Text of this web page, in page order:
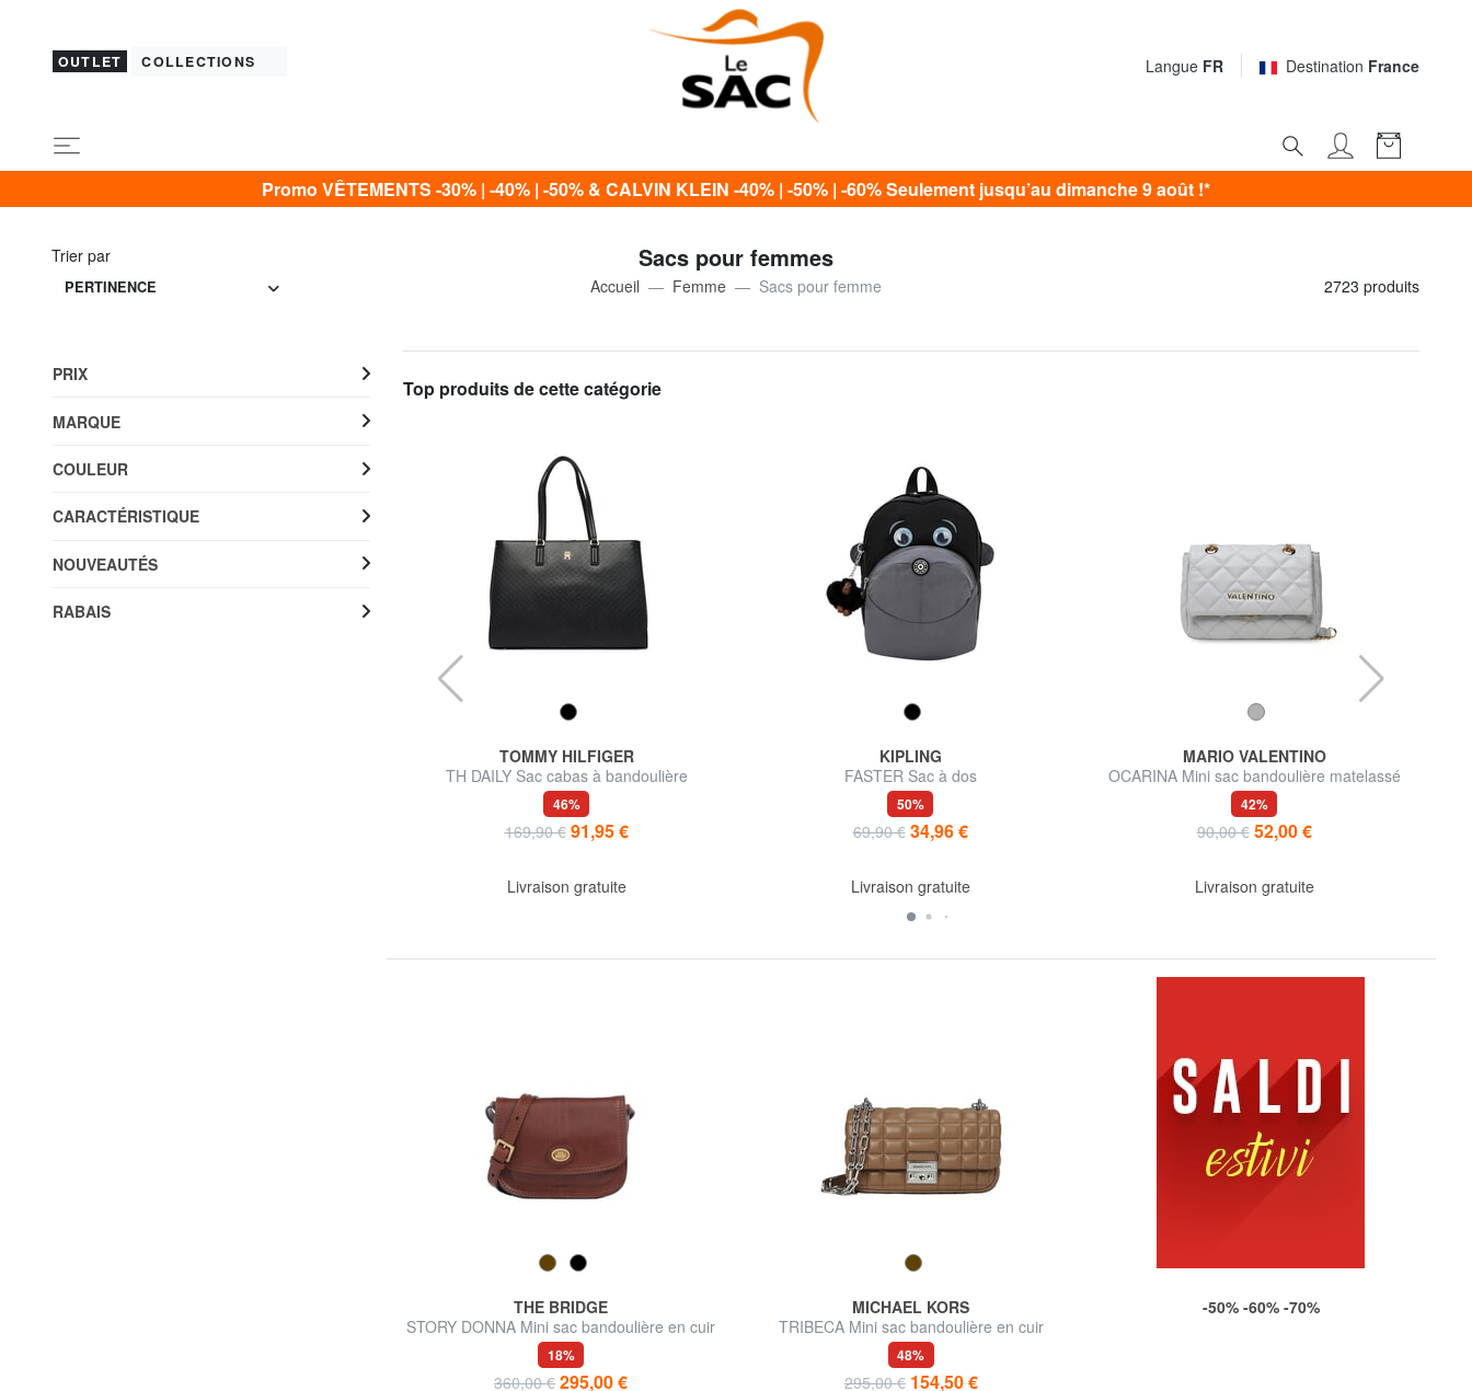
OUTLET COLLECTIONS Langue FR Destination France
Promo VÊTEMENTS -30% | -40% | -50% & CALVIN KLEIN -40% | -50% | -60% Seulement jusqu’au dimanche 9 août !*
Trier par
PERTINENCE
Sacs pour femmes
Accueil Femme Sacs pour femme 2723 produits
Top produits de cette catégorie
TOMMY HILFIGER
TH DAILY Sac cabas à bandoulière
46%
169,90 € 91,95 €
Livraison gratuite
KIPLING
FASTER Sac à dos
50%
69,90 € 34,96 €
Livraison gratuite
MARIO VALENTINO
OCARINA Mini sac bandoulière matelassé
42%
90,00 € 52,00 €
Livraison gratuite
THE BRIDGE
STORY DONNA Mini sac bandoulière en cuir
18%
360,00 € 295,00 €
MICHAEL KORS
TRIBECA Mini sac bandoulière en cuir
48%
295,00 € 154,50 €
-50% -60% -70%
PRIX
MARQUE
COULEUR
CARACTÉRISTIQUE
NOUVEAUTÉS
RABAIS